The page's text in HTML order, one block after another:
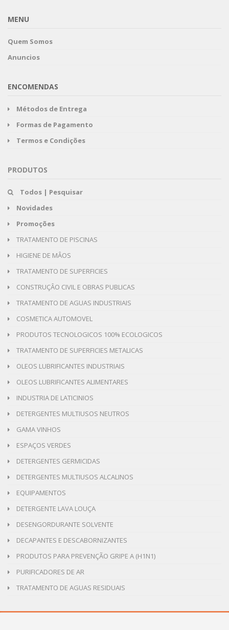
MENU
Quem Somos
Anuncios
ENCOMENDAS
Métodos de Entrega
Formas de Pagamento
Termos e Condições
PRODUTOS
Todos | Pesquisar
Novidades
Promoções
TRATAMENTO DE PISCINAS
HIGIENE DE MÂOS
TRATAMENTO DE SUPERFICIES
CONSTRUÇÂO CIVIL E OBRAS PUBLICAS
TRATAMENTO DE AGUAS INDUSTRIAIS
COSMETICA AUTOMOVEL
PRODUTOS TECNOLOGICOS 100% ECOLOGICOS
TRATAMENTO DE SUPERFICIES METALICAS
OLEOS LUBRIFICANTES INDUSTRIAIS
OLEOS LUBRIFICANTES ALIMENTARES
INDUSTRIA DE LATICINIOS
DETERGENTES MULTIUSOS NEUTROS
GAMA VINHOS
ESPAÇOS VERDES
DETERGENTES GERMICIDAS
DETERGENTES MULTIUSOS ALCALINOS
EQUIPAMENTOS
DETERGENTE LAVA LOUÇA
DESENGORDURANTE SOLVENTE
DECAPANTES E DESCABORNIZANTES
PRODUTOS PARA PREVENÇÃO GRIPE A (H1N1)
PURIFICADORES DE AR
TRATAMENTO DE AGUAS RESIDUAIS